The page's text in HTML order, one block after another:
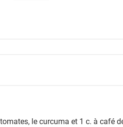
le curcuma et 1 c. à café